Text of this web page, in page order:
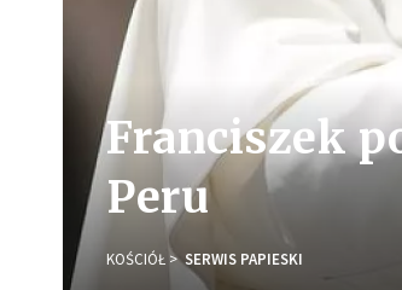
Franciszek
Peru
KOŚCIÓŁ SERWIS PAPIESKI